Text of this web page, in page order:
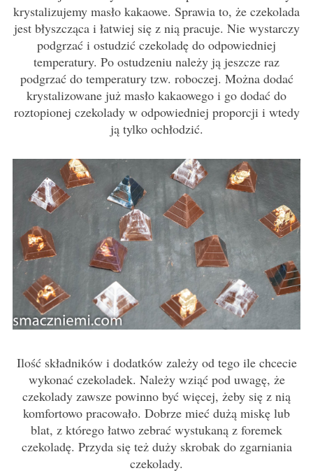
krystalizujemy masło kakaowe. Sprawia to, że czekolada
jest błyszcząca i łatwiej się z nią pracuje. Nie wystarczy
podgrzać i ostudzić czekoladę do odpowiedniej
temperatury. Po ostudzeniu należy ją jeszcze raz
podgrzać do temperatury tzw. roboczej. Można dodać
krystalizowane już masło kakaowego i go dodać do
roztopionej czekolady w odpowiedniej proporcji i wtedy
ją tylko ochłodzić.
Ilość składników i dodatków zależy od tego ile chcecie
wykonać czekoladek. Należy wziąć pod uwagę, że
czekolady zawsze powinno być więcej, żeby się z nią
komfortowo pracowało. Dobrze mieć dużą miskę lub
blat, z którego łatwo zebrać wystukaną z foremek
czekoladę. Przyda się też duży skrobak do zgarniania
czekolady.